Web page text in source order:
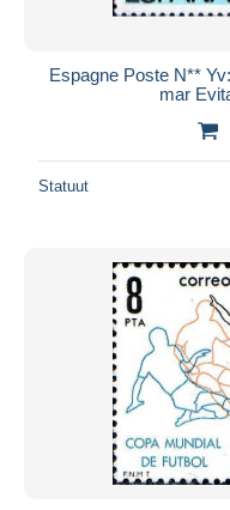
Espagne Poste N**
mar
Statuut